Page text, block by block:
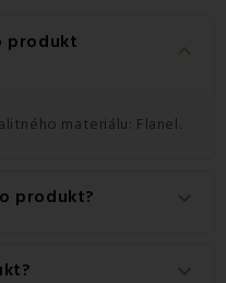
produkt keyboard_arrow_down
materiálu: Flanel.
produkt?
na Zips.